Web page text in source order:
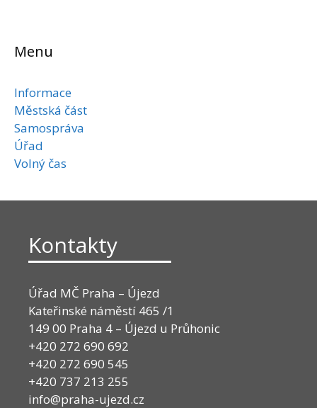
Menu
Informace
Městská část
Samospráva
Úřad
Volný čas
Kontakty
Úřad MČ Praha – Újezd
Kateřinské náměstí 465 /1
149 00 Praha 4 – Újezd u Průhonic
+420 272 690 692
+420 272 690 545
+420 737 213 255
info@praha-ujezd.cz